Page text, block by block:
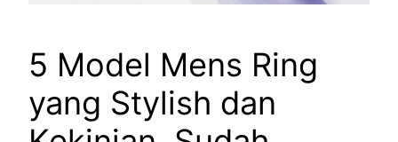
5 Model Mens Ring
yang Stylish dan